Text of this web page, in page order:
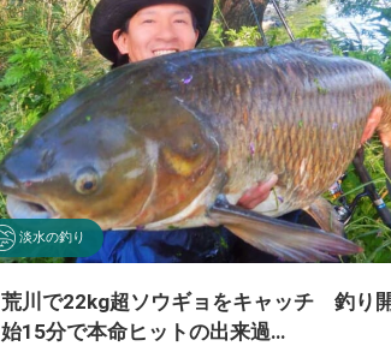
淡水の釣り
荒川で22kg超ソウギョをキャッチ 釣り
始15分で本命ヒットの出来過…